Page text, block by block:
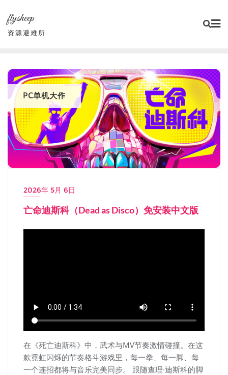
content
flysheep
资源避难所
PC单机大作
2026年 5月 6日
亡命迪斯科（Dead as Disco）免安装中文版
在《死亡迪斯科》中，武术与MV节奏激情碰撞。在这
款霓虹闪烁的节奏格斗游戏里，每一拳、每一脚、每
一个连招都将与音乐完美同步。 跟随查理·迪斯科的脚